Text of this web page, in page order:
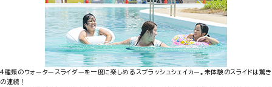
4種類のウォータースライダーを一度に楽しめるスプラッシュシェイカー。未体験のスライドは驚き
の連続！